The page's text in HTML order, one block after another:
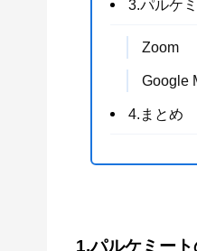
3.パルケ
Zoom
Google
4.まとめ
1.パルケミー